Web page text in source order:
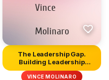
The Leadership Gap.
Building Leadership
Capacity f...
VINCE MOLINARO